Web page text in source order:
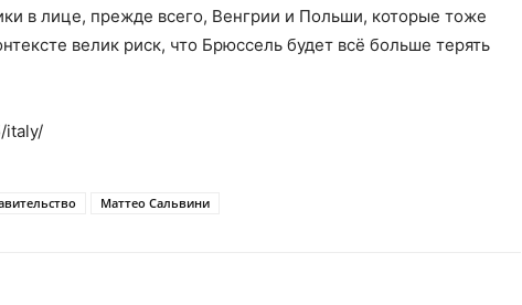
в лице, прежде всего, Венгрии и Польши, которые тоже
велик риск, что Брюссель будет всё больше терять
italy/
Маттео Сальвини